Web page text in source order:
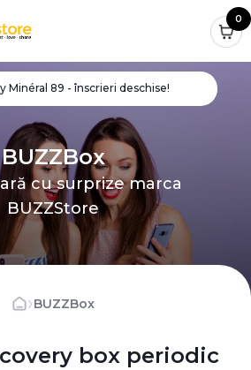
0
Minéral 89 - înscrieri deschise!
BUZZBox
cu surprize marca
BUZZStore
›BUZZBox
box periodic